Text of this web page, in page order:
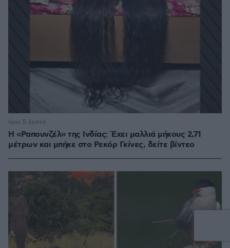
Η «Ραπουνζέλ» της Ινδίας: Έχει μαλλιά μήκους 2,71
μέτρων και μπήκε στο Ρεκόρ Γκίνες, δείτε βίντεο
πριν 5 λεπτά